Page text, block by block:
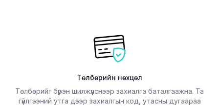
Төлбөрийн нөхцөл
Төлбөрийг бүрэн шилжүүлснээр захиалга баталгаажна. Та
гүйлгээний утга дээр захиалгын код, утасны дугаараа